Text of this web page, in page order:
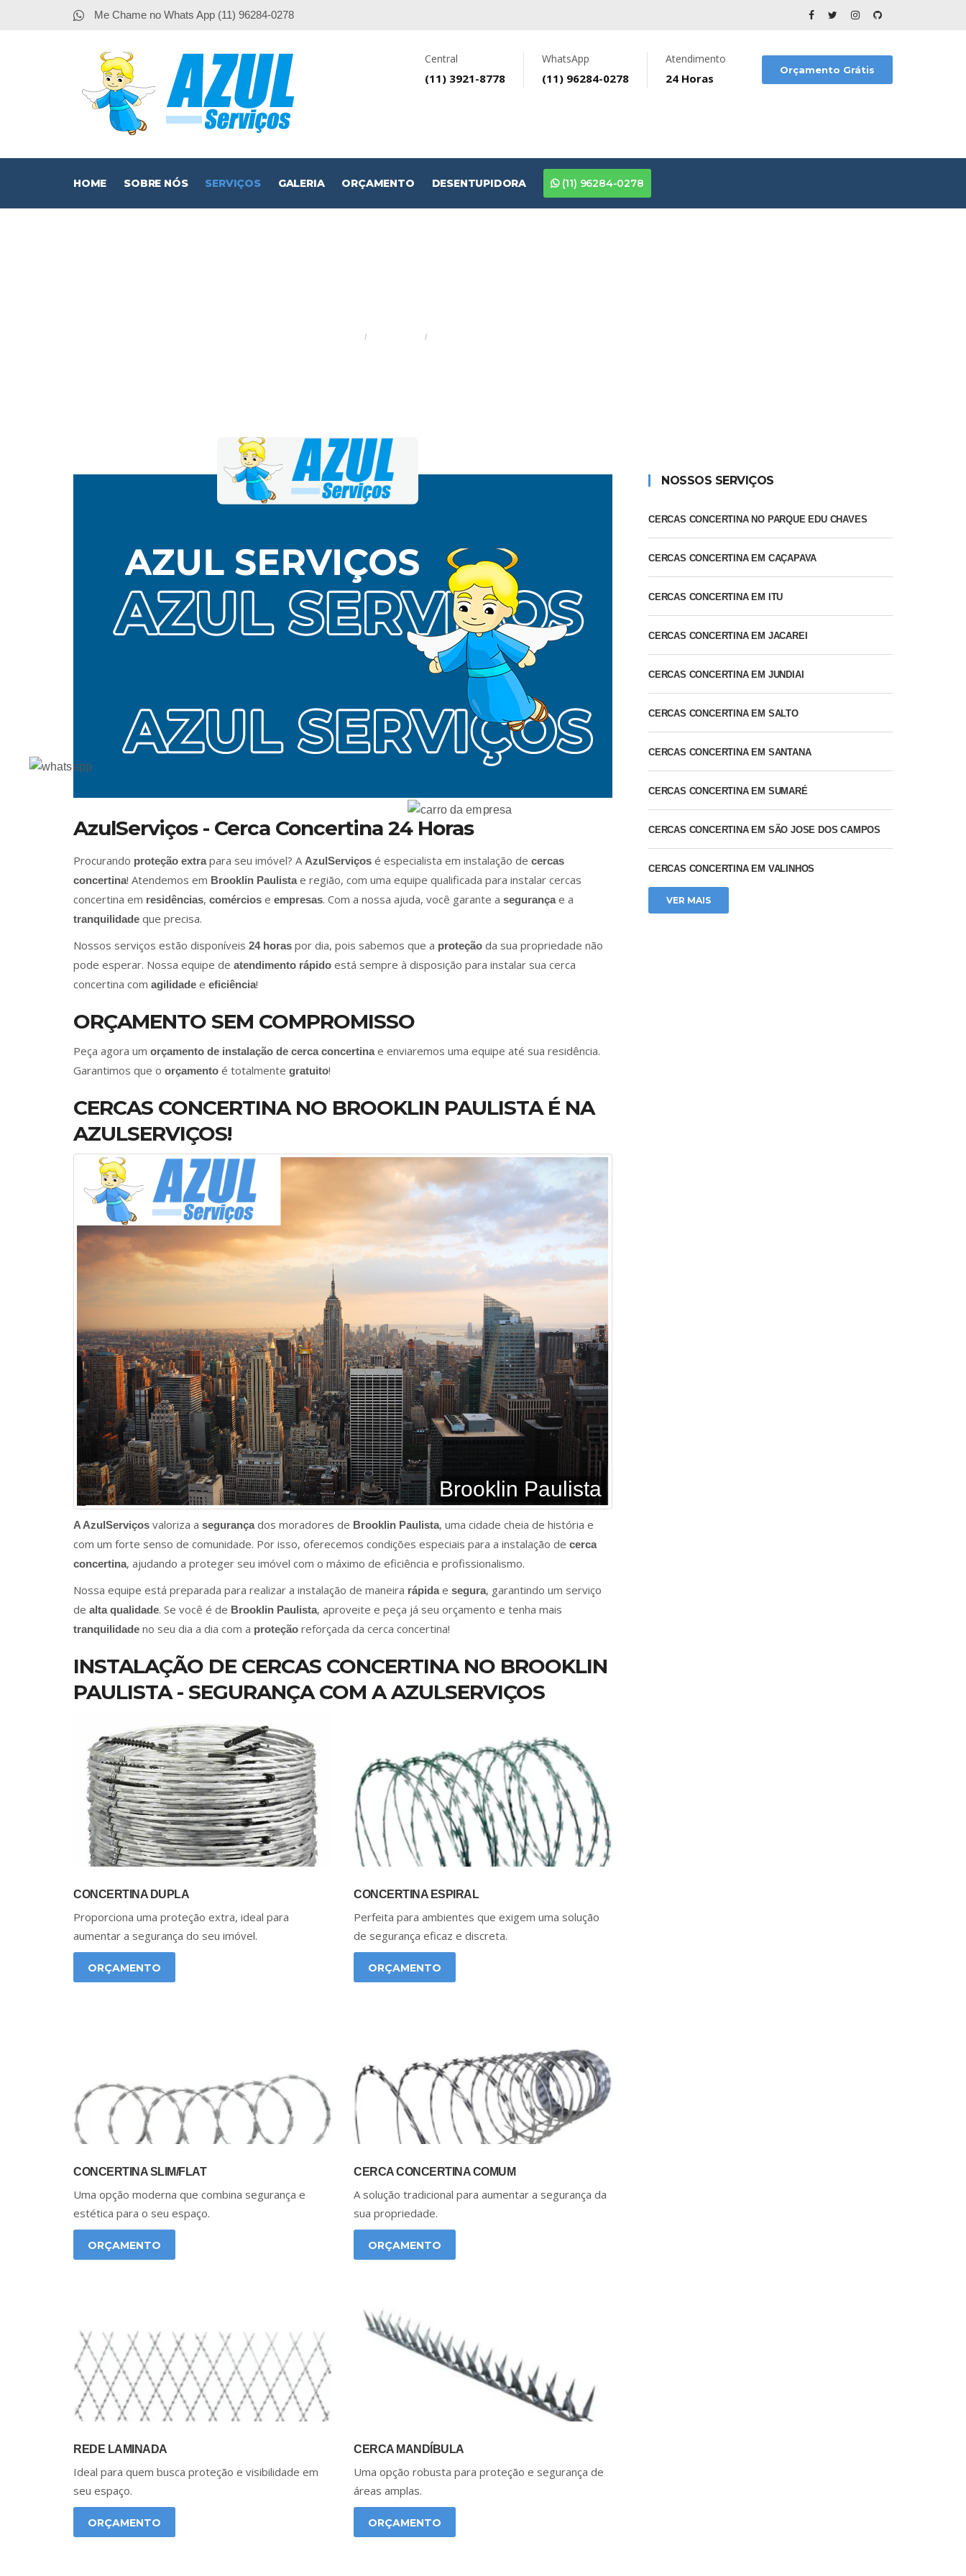
Me Chame no Whats App (11) 96284-0278
Central
(11) 3921-8778
WhatsApp
(11) 96284-0278
Atendimento
24 Horas
Orçamento Grátis
HOME SOBRE NÓS SERVIÇOS GALERIA ORÇAMENTO DESENTUPIDORA (11) 96284-0278
AzulServiços - Cerca Concertina 24 Horas
Procurando proteção extrapara seu imóvel? A AzulServiços é especialista em instalação de cercas
concertina! Atendemos em Brooklin Paulistae região, com uma equipe qualificada para instalar cercas
concertina em residências, comércios e empresas. Com a nossa ajuda, você garante a segurançae a
tranquilidade que precisa.
Nossos serviços estão disponíveis 24 horas por dia, pois sabemos que a proteção da sua propriedade não
pode esperar. Nossa equipe de atendimento rápido está sempre à disposição para instalar sua cerca
concertina com agilidade e eficiência!
ORÇAMENTO SEM COMPROMISSO
Peça agora um orçamento de instalação de cerca concertinae enviaremos uma equipe até sua residência.
Garantimos que o orçamento é totalmente gratuito!
CERCAS CONCERTINA NO BROOKLIN PAULISTA É NA
AZULSERVIÇOS!
Brooklin Paulista
A AzulServiços valoriza a segurançados moradores de Brooklin Paulista, uma cidade cheia de história e
com um forte senso de comunidade. Por isso, oferecemos condições especiais para a instalação de cerca
concertina, ajudando a proteger seu imóvel com o máximo de eficiência e profissionalismo.
Nossa equipe está preparada para realizar a instalação de maneira rápidae segura, garantindo um serviço
de alta qualidade. Se você é de Brooklin Paulista, aproveite e peça já seu orçamento e tenha mais
tranquilidade no seu dia a dia com a proteção reforçada da cerca concertina!
INSTALAÇÃO DE CERCAS CONCERTINA NO BROOKLIN
PAULISTA - SEGURANÇA COM A AZULSERVIÇOS
CONCERTINA DUPLA
Proporciona uma proteção extra, ideal para
aumentar a segurança do seu imóvel.
ORÇAMENTO
CONCERTINA ESPIRAL
Perfeita para ambientes que exigem uma solução
de segurança eficaz e discreta.
ORÇAMENTO
CONCERTINA SLIM/FLAT
Uma opção moderna que combina segurança e
estética para o seu espaço.
ORÇAMENTO
CERCA CONCERTINA COMUM
A solução tradicional para aumentar a segurança da
sua propriedade.
ORÇAMENTO
REDE LAMINADA
Ideal para quem busca proteção e visibilidade em
seu espaço.
ORÇAMENTO
CERCA MANDÍBULA
Uma opção robusta para proteção e segurança de
áreas amplas.
ORÇAMENTO
NOSSOS SERVIÇOS
CERCAS CONCERTINA NO PARQUE EDU CHAVES
CERCAS CONCERTINA EM CAÇAPAVA
CERCAS CONCERTINA EM ITU
CERCAS CONCERTINA EM JACAREI
CERCAS CONCERTINA EM JUNDIAI
CERCAS CONCERTINA EM SALTO
CERCAS CONCERTINA EM SANTANA
CERCAS CONCERTINA EM SUMARÉ
CERCAS CONCERTINA EM SÃO JOSE DOS CAMPOS
CERCAS CONCERTINA EM VALINHOS
VER MAIS